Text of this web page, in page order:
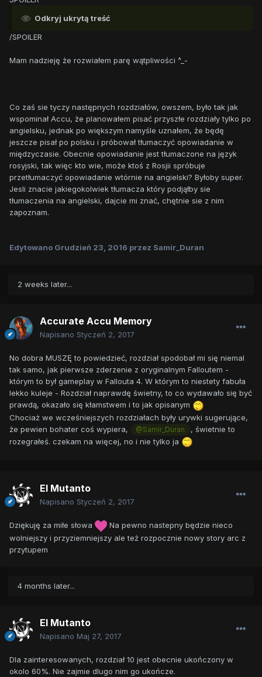
mnie troszkę naciągane(ale to moja opinia więc nie
musisz jej brać na poważnie)
Odkryj ukrytą treść
/SPOILER
Mam nadzieję że rozwiałem parę wątpliwości ^_-
Co zaś sie tyczy następnych rozdziałów, owszem, było tak jak
wspominał Accu, że planowałem pisać przyszłe rozdziały tylko po
angielsku, jednak po większym namyśle uznałem, że będę
jeszcze pisał po polsku i próbował tłumaczyć opowiadanie w
międzyczasie. Obecnie opowiadanie jest tłumaczone na język
rosyjski, tak więc kto wie, może ktoś z Rosjii spróbuje
przetłumaczyć opowiadanie wtórnie na angielski? Byłoby super.
Jesli znacie jakiegokolwiek tłumacza który podjąłby sie
tłumaczenia na angielski, dajcie mi znać, chętnie sie z nim
zapoznam.
Edytowano Grudzień 23, 2016 przez Samir_Duran
2 weeks later...
Accurate Accu Memory
Napisano Styczeń 2, 2017
No dobra MUSZĘ to powiedzieć, rozdział spodobał mi się niemal
tak samo, jak pierwsze zderzenie z oryginalnym Falloutem -
którym to był gameplay w Fallouta 4. W którym to niestety fabuła
lekko kuleje - Rozdział naprawdę świetny, to co wydawało się być
prawdą, okazało się kłamstwem i to jak opisanym
Chociaż we wcześniejszych rozdziałach były urywki sugerujące,
że pewien bohater coś wypiera,
@Samir_Duran
, świetnie to
rozegrałeś. czekam na więcej, no i nie tylko ja
El Mutanto
Napisano Styczeń 2, 2017
Dziękuję za miłe słowa
Na pewno nastepny będzie nieco
wolniejszy i przyziemniejszy ale też rozpocznie nowy story arc z
przytupem
4 months later...
El Mutanto
Napisano Maj 27, 2017
Dla zainteresowanych, rozdział 10 jest obecnie ukończony w
okolo 60%. Nie zajmie dlugo nim go ukończe.